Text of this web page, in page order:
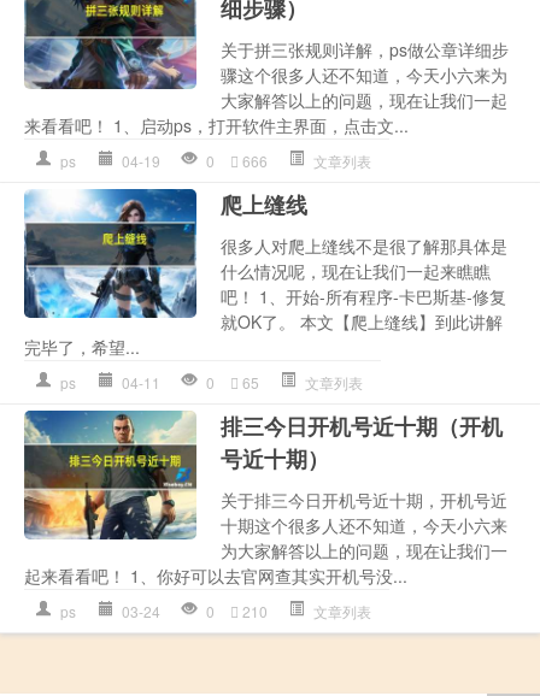
细步骤）
关于拼三张规则详解，ps做公章详细步
骤这个很多人还不知道，今天小六来为
大家解答以上的问题，现在让我们一起
来看看吧！ 1、启动ps，打开软件主界面，点击文...
ps 04-19 0 666 文章列表
爬上缝线
很多人对爬上缝线不是很了解那具体是
什么情况呢，现在让我们一起来瞧瞧
吧！ 1、开始-所有程序-卡巴斯基-修复
就OK了。 本文【爬上缝线】到此讲解
完毕了，希望...
ps 04-11 0 65 文章列表
排三今日开机号近十期（开机
号近十期）
关于排三今日开机号近十期，开机号近
十期这个很多人还不知道，今天小六来
为大家解答以上的问题，现在让我们一
起来看看吧！ 1、你好可以去官网查其实开机号没...
ps 03-24 0 210 文章列表